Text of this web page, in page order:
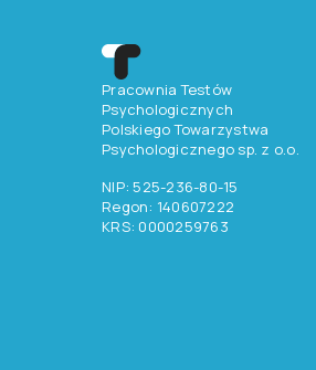
Pracownia Testów
Psychologicznych
Polskiego Towarzystwa
Psychologicznego sp. z o.o.
NIP: 525-236-80-15
Regon: 140607222
KRS: 0000259763